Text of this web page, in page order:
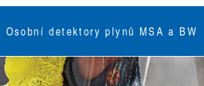
Osobní detektory plynů MSA a BW